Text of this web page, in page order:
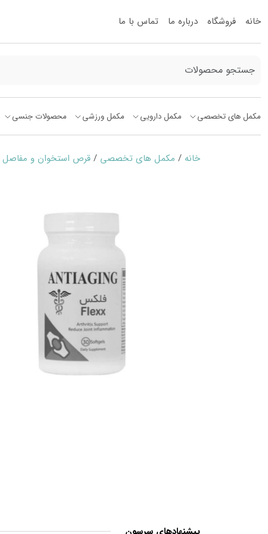
خانه فروشگاه درباره ما تماس با ما
مکمل های تخصصی مکمل دارویی مکمل ورزشی محصولات جنسی
خانه / مکمل های تخصصی / قرص استخوان و مفاصل